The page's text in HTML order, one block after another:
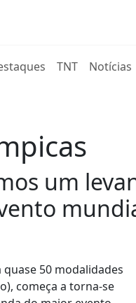
TNT Notícias
um
50 modalidades
começa a torna-se